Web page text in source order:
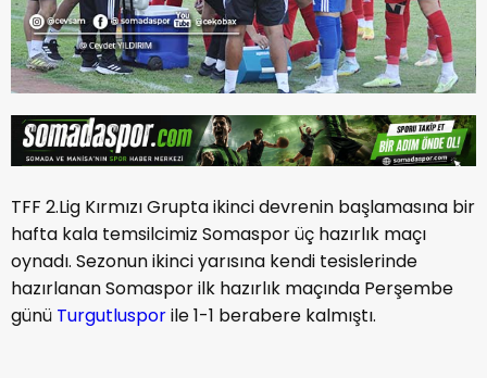
TFF 2.Lig Kırmızı Grupta ikinci devrenin başlamasına bir
hafta kala temsilcimiz Somaspor üç hazırlık maçı
oynadı. Sezonun ikinci yarısına kendi tesislerinde
hazırlanan Somaspor ilk hazırlık maçında Perşembe
günü Turgutlusporile 1-1 berabere kalmıştı.